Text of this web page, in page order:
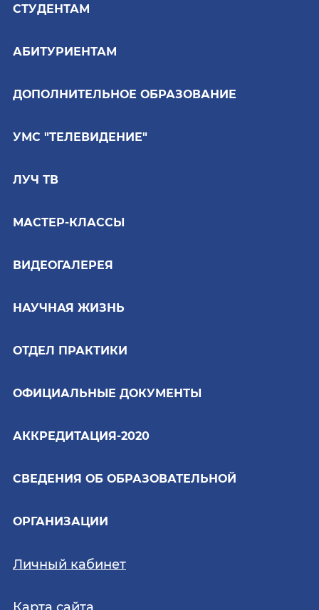
СТУДЕНТАМ
АБИТУРИЕНТАМ
ДОПОЛНИТЕЛЬНОЕ ОБРАЗОВАНИЕ
УМС "ТЕЛЕВИДЕНИЕ"
ЛУЧ ТВ
МАСТЕР-КЛАССЫ
ВИДЕОГАЛЕРЕЯ
НАУЧНАЯ ЖИЗНЬ
ОТДЕЛ ПРАКТИКИ
ОФИЦИАЛЬНЫЕ ДОКУМЕНТЫ
АККРЕДИТАЦИЯ-2020
СВЕДЕНИЯ ОБ ОБРАЗОВАТЕЛЬНОЙ
ОРГАНИЗАЦИИ
Личный кабинет